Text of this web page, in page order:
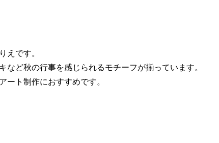
えです。
など秋の行事を感じられるモチーフが揃っています。
ト制作におすすめです。